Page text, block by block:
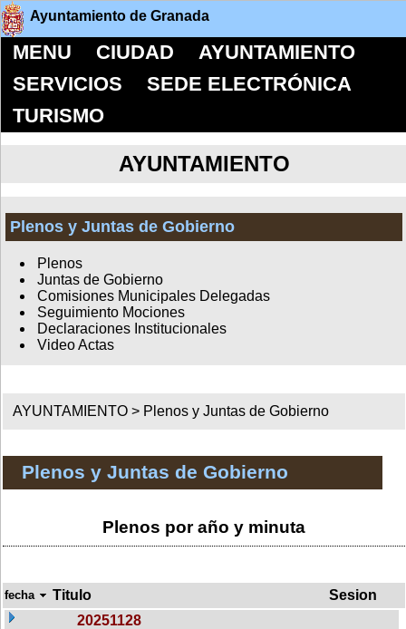
Ayuntamiento de Granada
MENU CIUDAD
AYUNTAMIENTO
SERVICIOS
SEDE ELECTRÓNICA
TURISMO
AYUNTAMIENTO
Plenos y Juntas de Gobierno
Plenos
Juntas de Gobierno
Comisiones Municipales Delegadas
Seguimiento Mociones
Declaraciones Institucionales
Video Actas
AYUNTAMIENTO > Plenos y Juntas de Gobierno
Plenos y Juntas de Gobierno
Plenos por año y minuta
fecha Titulo
Sesion
20251128